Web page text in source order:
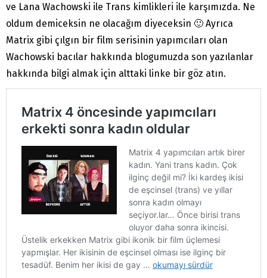
ve Lana Wachowski ile Trans kimlikleri ile karşımızda. Ne
oldum demiceksin ne olacağım diyeceksin 🙂 Ayrıca
Matrix gibi çılgın bir film serisinin yapımcıları olan
Wachowski bacılar hakkında blogumuzda son yazılanlar
hakkında bilgi almak için alttaki linke bir göz atın.